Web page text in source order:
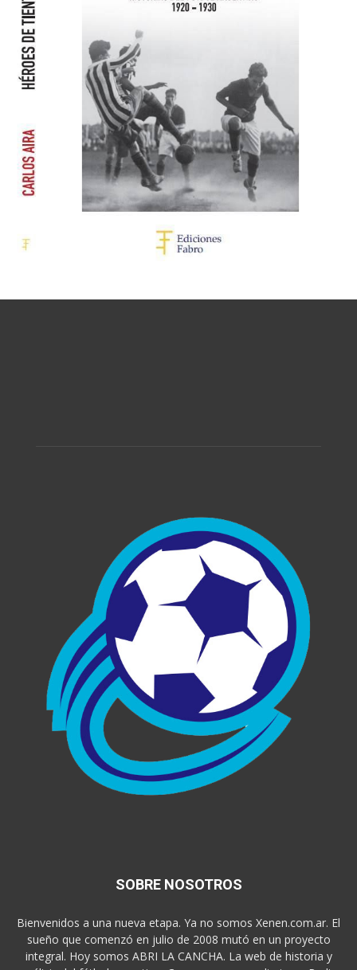
SOBRE NOSOTROS
Bienvenidos a una nueva etapa. Ya no somos Xenen.com.ar. El
sueño que comenzó en julio de 2008 mutó en un proyecto
integral. Hoy somos ABRI LA CANCHA. La web de historia y